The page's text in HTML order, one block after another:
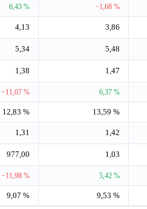
6,43 % −1,68 %
4,13 3,86
5,34 5,48
1,38 1,47
−11,07 % 6,37 %
12,83 % 13,59 %
1,31 1,42
977,00 1,03
−11,98 % 5,42 %
9,07 % 9,53 %